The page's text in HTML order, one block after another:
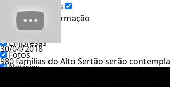
Filtrar por todos
Acesso à Informação
Cidadão
Empresas
Fotos
Notícias
30/04/2018
980 famílias do Alto Sertão serão